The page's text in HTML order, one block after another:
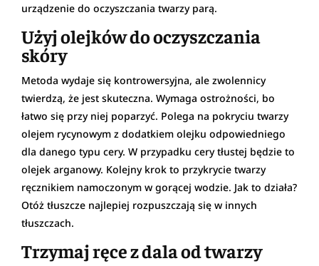
urządzenie do oczyszczania twarzy parą.
Użyj olejków do oczyszczania
skóry
Metoda wydaje się kontrowersyjna, ale zwolennicy
twierdzą, że jest skuteczna. Wymaga ostrożności, bo
łatwo się przy niej poparzyć. Polega na pokryciu twarzy
olejem rycynowym z dodatkiem olejku odpowiedniego
dla danego typu cery. W przypadku cery tłustej będzie to
olejek arganowy. Kolejny krok to przykrycie twarzy
ręcznikiem namoczonym w gorącej wodzie. Jak to działa?
Otóż tłuszcze najlepiej rozpuszczają się w innych
tłuszczach.
Trzymaj ręce z dala od twarzy